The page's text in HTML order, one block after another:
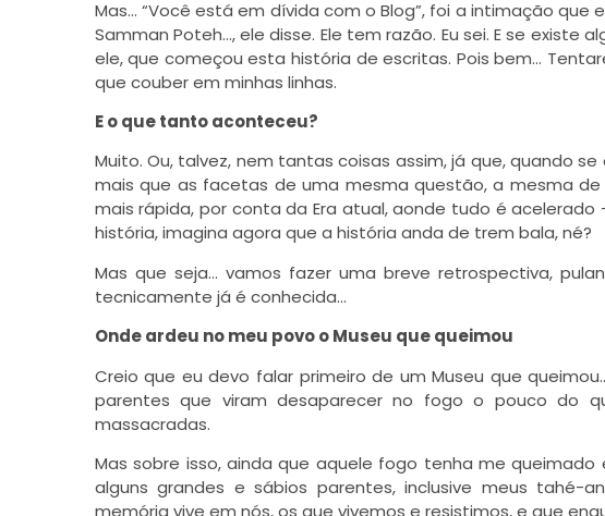
Mas… “Você está em dívida com o Blog”, foi a intimação
Samman Poteh…, ele disse. Ele tem razão. Eu sei. E se existe
ele, que começou esta história de escritas. Pois bem…
que couber em minhas linhas.
E o que tanto aconteceu?
Muito. Ou, talvez, nem tantas coisas assim, já que, quando
mais que as facetas de uma mesma questão, a mesma
mais rápida, por conta da Era atual, aonde tudo é
história, imagina agora que a história anda de trem bala, né?
Mas que seja… vamos fazer uma breve retrospectiva,
tecnicamente já é conhecida…
Onde ardeu no meu povo o Museu que queimou
Creio que eu devo falar primeiro de um Museu que
parentes que viram desaparecer no fogo o pouco do
massacradas.
Mas sobre isso, ainda que aquele fogo tenha me
alguns grandes e sábios parentes, inclusive meus
memória vive em nós, os que vivemos e resistimos, e que